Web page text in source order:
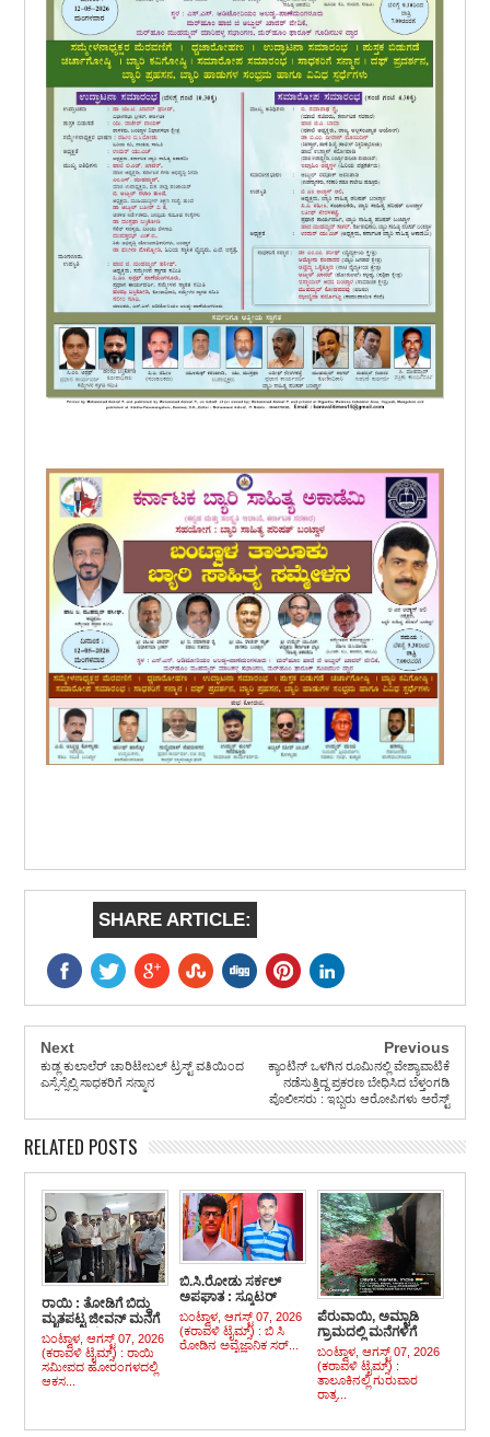
SHARE ARTICLE:
Next
ಕುಡ್ಲ ಕುಲಾಲೆರ್ ಚಾರಿಟೇಬಲ್ ಟ್ರಸ್ಟ್ ವತಿಯಿಂದ
ಎಸ್ಸೆಸ್ಸೆಲ್ಸಿ ಸಾಧಕರಿಗೆ ಸನ್ಮಾನ
Previous
ಕ್ಯಾಂಟಿನ್ ಒಳಗಿನ ರೂಮಿನಲ್ಲಿ ವೇಶ್ಯಾವಾಟಿಕೆ
ನಡೆಸುತ್ತಿದ್ದ ಪ್ರಕರಣ ಬೇಧಿಸಿದ ಬೆಳ್ತಂಗಡಿ
ಪೊಲೀಸರು : ಇಬ್ಬರು ಆರೋಪಿಗಳು ಅರೆಸ್ಟ್
RELATED POSTS
ರಾಯಿ : ತೋಡಿಗೆ ಬಿದ್ದು
ಮೃತಪಟ್ಟ ಜೀವನ್ ಮನೆಗೆ
ಶಾಸಕ ರಾಜೇಶ್ ನಾಯಕ್
ಭೇಟಿ
ಬಂಟ್ವಾಳ, ಆಗಸ್ಟ್ 07, 2026
(ಕರಾವಳಿ ಟೈಮ್ಸ್) : ರಾಯಿ
ಸಮೀಪದ ಹೋರಂಗಳದಲ್ಲಿ
ಆಕಸ...
ಬಿ.ಸಿ.ರೋಡು ಸರ್ಕಲ್
ಅಪಘಾತ : ಸ್ಕೂಟರ್
ಸವಾರ ಕೂಡಾ ಮೃತ್ಯು ವಶ
ಬಂಟ್ವಾಳ, ಆಗಸ್ಟ್ 07, 2026
(ಕರಾವಳಿ ಟೈಮ್ಸ್) : ಬಿ ಸಿ
ರೋಡಿನ ಅವೈಜ್ಞಾನಿಕ ಸರ್...
ಪೆರುವಾಯಿ, ಅಮ್ಟಾಡಿ
ಗ್ರಾಮದಲ್ಲಿ ಮನೆಗಳಿಗೆ
ಹಾನಿ, ನಷ್ಟ
ಬಂಟ್ವಾಳ, ಆಗಸ್ಟ್ 07, 2026
(ಕರಾವಳಿ ಟೈಮ್ಸ್) :
ತಾಲೂಕಿನಲ್ಲಿ ಗುರುವಾರ
ರಾತ್ರ...